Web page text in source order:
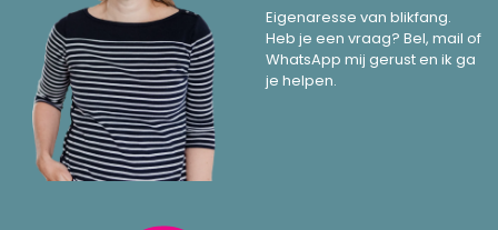
Eigenaresse van blikfang.
Heb je een vraag? Bel, mail of
WhatsApp mij gerust en ik ga
je helpen.